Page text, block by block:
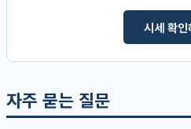
시세 확인
자주 묻는 질문